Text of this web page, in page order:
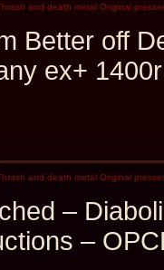
and death metal Original
Better off
ex+ 1400r
and death metal Original
‎–
‎–